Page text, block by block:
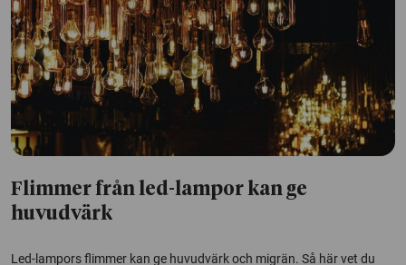
Flimmer från led-lampor kan ge
huvudvärk
Led-lampors flimmer kan ge huvudvärk och migrän. Så här vet du